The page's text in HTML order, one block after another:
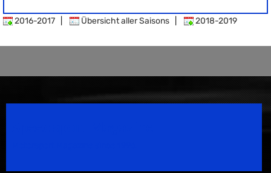
2016-2017 Übersicht aller Saisons 2018-2019